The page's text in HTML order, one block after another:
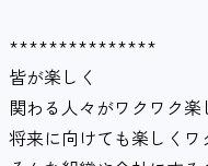
***************
皆が楽しく
関わる人々がワクワク楽
将来に向けても楽しくワ